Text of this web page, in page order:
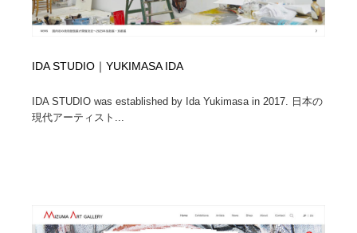
IDA STUDIO｜YUKIMASA IDA
IDA STUDIO was established by Ida Yukimasa in 2017. 日本の
現代アーティスト...